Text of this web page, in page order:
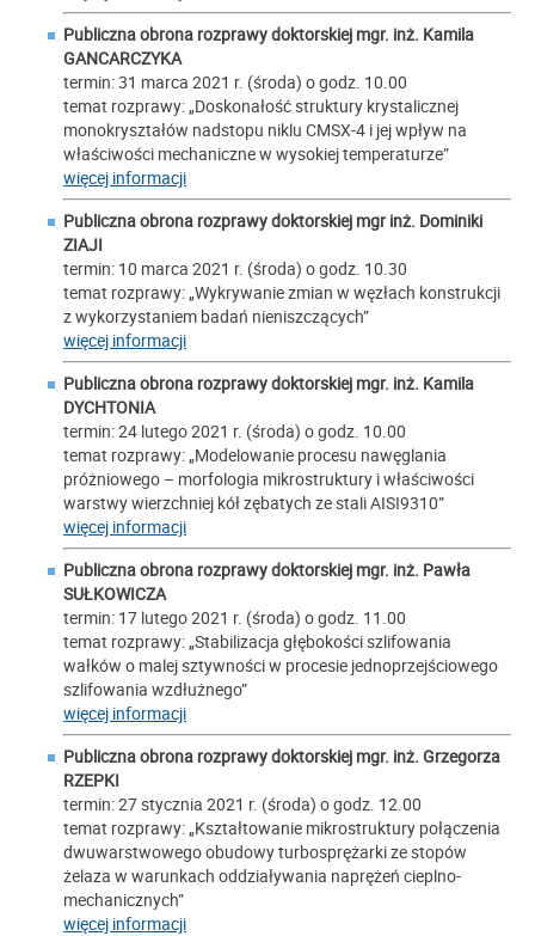
Publiczna obrona rozprawy doktorskiej mgr. inż. Kamila
GANCARCZYKA
termin: 31 marca 2021 r. (środa) o godz. 10.00
temat rozprawy: „Doskonałość struktury krystalicznej
monokryształów nadstopu niklu CMSX-4 i jej wpływ na
właściwości mechaniczne w wysokiej temperaturze”
więcej informacji
Publiczna obrona rozprawy doktorskiej mgr inż. Dominiki
ZIAJI
termin: 10 marca 2021 r. (środa) o godz. 10.30
temat rozprawy: „Wykrywanie zmian w węzłach konstrukcji
z wykorzystaniem badań nieniszczących”
więcej informacji
Publiczna obrona rozprawy doktorskiej mgr. inż. Kamila
DYCHTONIA
termin: 24 lutego 2021 r. (środa) o godz. 10.00
temat rozprawy: „Modelowanie procesu nawęglania
próżniowego – morfologia mikrostruktury i właściwości
warstwy wierzchniej kół zębatych ze stali AISI9310”
więcej informacji
Publiczna obrona rozprawy doktorskiej mgr. inż. Pawła
SUŁKOWICZA
termin: 17 lutego 2021 r. (środa) o godz. 11.00
temat rozprawy: „Stabilizacja głębokości szlifowania
wałków o malej sztywności w procesie jednoprzejściowego
szlifowania wzdłużnego”
więcej informacji
Publiczna obrona rozprawy doktorskiej mgr. inż. Grzegorza
RZEPKI
termin: 27 stycznia 2021 r. (środa) o godz. 12.00
temat rozprawy: „Kształtowanie mikrostruktury połączenia
dwuwarstwowego obudowy turbosprężarki ze stopów
żelaza w warunkach oddziaływania naprężeń cieplno-
mechanicznych”
więcej informacji